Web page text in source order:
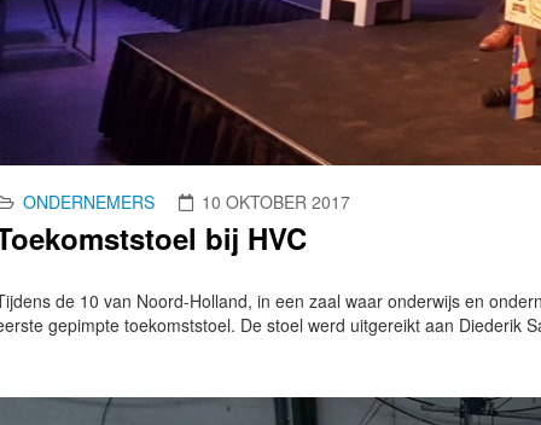
ONDERNEMERS 10 OKTOBER 2017
bij HVC
de 10 van Noord-Holland, in een zaal waar onderwijs en
gepimpte toekomststoel. De stoel werd uitgereikt aan Diederik